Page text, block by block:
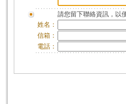
請您留下聯絡資訊，以
姓名：
信箱：
電話：